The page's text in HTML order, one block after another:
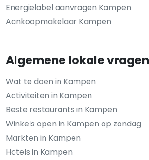
Energielabel aanvragen Kampen
Aankoopmakelaar Kampen
Algemene lokale vragen
Wat te doen in Kampen
Activiteiten in Kampen
Beste restaurants in Kampen
Winkels open in Kampen op zondag
Markten in Kampen
Hotels in Kampen